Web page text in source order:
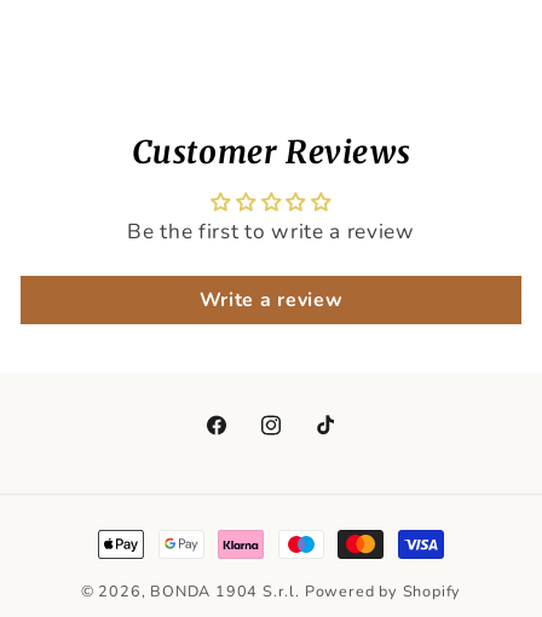
Customer Reviews
Be the first to write a review
Write a review
FacebookInstagramTikTok
Payment
methods
© 2026, BONDA 1904 S.r.l. Powered by Shopify